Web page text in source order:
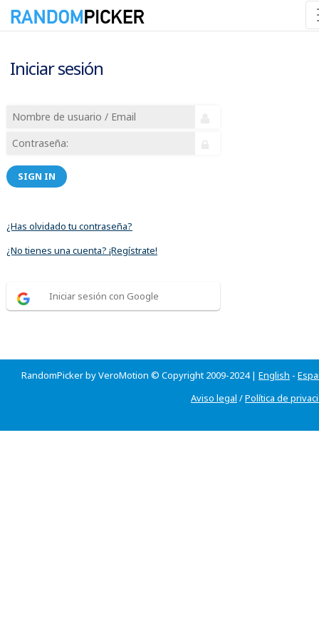
Iniciar sesión
SIGN IN
¿Has olvidado tu contraseña?
¿No tienes una cuenta? ¡Regístrate!
Iniciar sesión con Google
RandomPicker by VeroMotion © Copyright 2009-2024 | English -
Aviso legal /Política de